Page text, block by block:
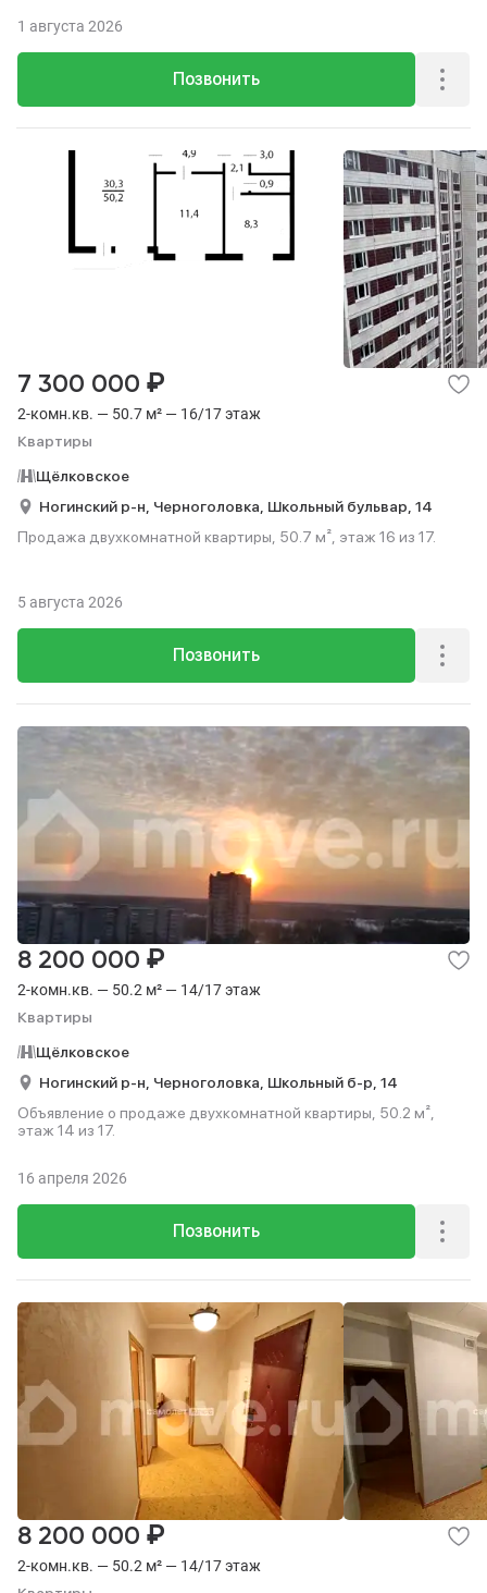
Позвонить
1 августа 2026
2-комн.кв. — 50.7 м² — 16/17 этаж
Квартиры
7 300 000 ₽
Щёлковское
Ногинский р-н, Черноголовка, Школьный бульвар, 14
Продажа двухкомнатной квартиры, 50.7 м², этаж 16 из 17.
Позвонить
5 августа 2026
2-комн.кв. — 50.2 м² — 14/17 этаж
Квартиры
8 200 000 ₽
Щёлковское
Ногинский р-н, Черноголовка, Школьный б-р, 14
Объявление о продаже двухкомнатной квартиры, 50.2 м²,
этаж 14 из 17.
Позвонить
16 апреля 2026
2-комн.кв. — 50.2 м² — 14/17 этаж
8 200 000 ₽